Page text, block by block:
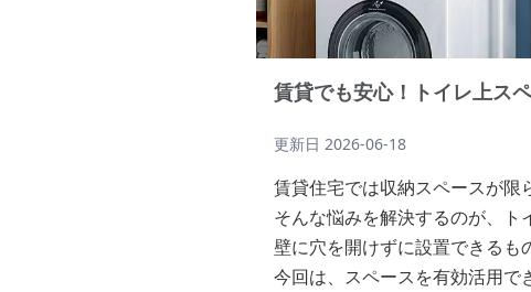
賃貸でも安心！トイレ上ス
更新日 2026-06-18
賃貸住宅では収納スペースが限
そんな悩みを解決するのが、ト
壁に穴を開けずに設置できるも
今回は、スペースを有効活用で